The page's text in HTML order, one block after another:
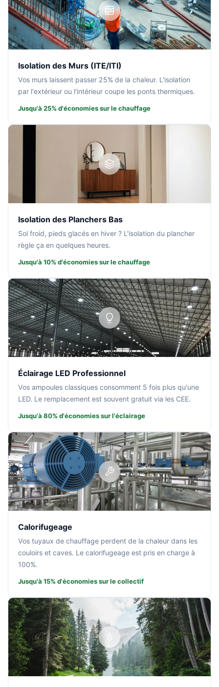
Isolation des Murs (ITE/ITI)
Vos murs laissent passer 25% de la chaleur. L'isolation
par l'extérieur ou l'intérieur coupe les ponts thermiques.
Jusqu'à 25% d'économies sur le chauffage
Isolation des Planchers Bas
Sol froid, pieds glacés en hiver ? L'isolation du plancher
règle ça en quelques heures.
Jusqu'à 10% d'économies sur le chauffage
Éclairage LED Professionnel
Vos ampoules classiques consomment 5 fois plus qu'une
LED. Le remplacement est souvent gratuit via les CEE.
Jusqu'à 80% d'économies sur l'éclairage
Calorifugeage
Vos tuyaux de chauffage perdent de la chaleur dans les
couloirs et caves. Le calorifugeage est pris en charge à
100%.
Jusqu'à 15% d'économies sur le collectif